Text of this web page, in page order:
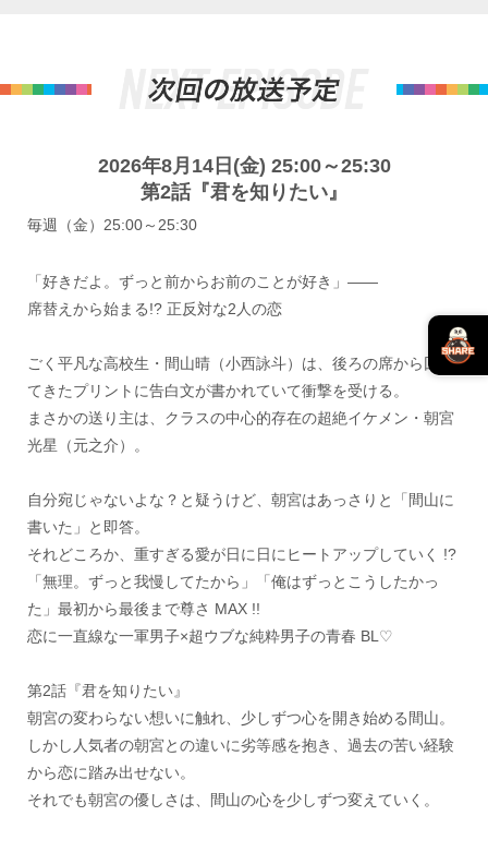
2026年8月14日(金) 25:00～25:30
第2話『君を知りたい』
毎週（金）25:00～25:30
「好きだよ。ずっと前からお前のことが好き」――
席替えから始まる!? 正反対な2人の恋
ごく平凡な高校生・間山晴（小西詠斗）は、後ろの席から回っ
てきたプリントに告白文が書かれていて衝撃を受ける。
まさかの送り主は、クラスの中心的存在の超絶イケメン・朝宮
光星（元之介）。
自分宛じゃないよな？と疑うけど、朝宮はあっさりと「間山に
書いた」と即答。
それどころか、重すぎる愛が日に日にヒートアップしていく !?
「無理。ずっと我慢してたから」「俺はずっとこうしたかっ
た」最初から最後まで尊さ MAX !!
恋に一直線な一軍男子×超ウブな純粋男子の青春 BL♡
第2話『君を知りたい』
朝宮の変わらない想いに触れ、少しずつ心を開き始める間山。
しかし人気者の朝宮との違いに劣等感を抱き、過去の苦い経験
から恋に踏み出せない。
それでも朝宮の優しさは、間山の心を少しずつ変えていく。